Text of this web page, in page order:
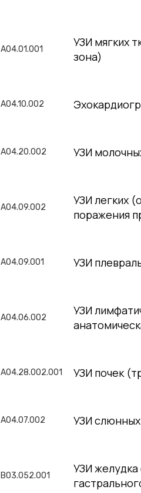
A04.01.001
УЗИ мягких
зона)
A04.10.002
A04.20.002 УЗИ
A04.09.002
УЗИ легких
поражения
A04.09.001 УЗИ
A04.06.002
УЗИ
A04.28.002.001 УЗИ почек
A04.07.002 УЗИ
B03.052.001
УЗИ желудка